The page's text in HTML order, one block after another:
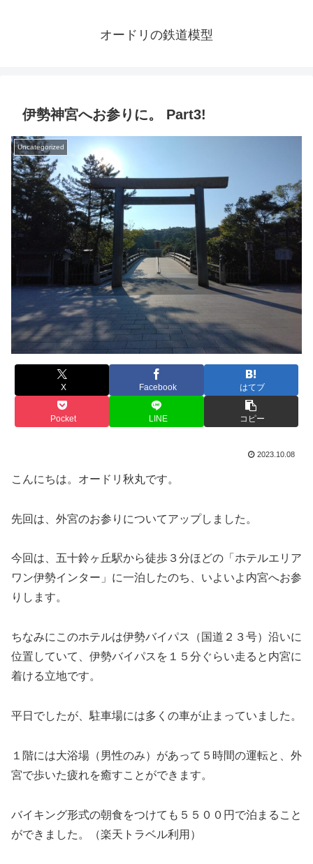
オードリの鉄道模型
伊勢神宮へお参りに。 Part3!
Uncategorized
X Facebook はてブ
Pocket LINE コピー
2023.10.08
こんにちは。オードリ秋丸です。
先回は、外宮のお参りについてアップしました。
今回は、五十鈴ヶ丘駅から徒歩３分ほどの「ホテルエリア
ワン伊勢インター」に一泊したのち、いよいよ内宮へお参
りします。
ちなみにこのホテルは伊勢バイパス（国道２３号）沿いに
位置していて、伊勢バイパスを１５分ぐらい走ると内宮に
着ける立地です。
平日でしたが、駐車場には多くの車が止まっていました。
１階には大浴場（男性のみ）があって５時間の運転と、外
宮で歩いた疲れを癒すことができます。
バイキング形式の朝食をつけても５５００円で泊まること
ができました。（楽天トラベル利用）